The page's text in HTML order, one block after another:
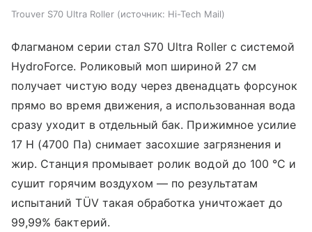
Trouver S70 Ultra Roller источник: Hi-Tech Mail
Флагманом серии стал S70 Ultra Roller с системой
HydroForce. Роликовый моп шириной 27 см
получает чистую воду через двенадцать форсунок
прямо во время движения, а использованная вода
сразу уходит в отдельный бак. Прижимное усилие
17 Н (4700 Па) снимает засохшие загрязнения и
жир. Станция промывает ролик водой до 100 °C и
сушит горячим воздухом — по результатам
испытаний TÜV такая обработка уничтожает до
99,99% бактерий.